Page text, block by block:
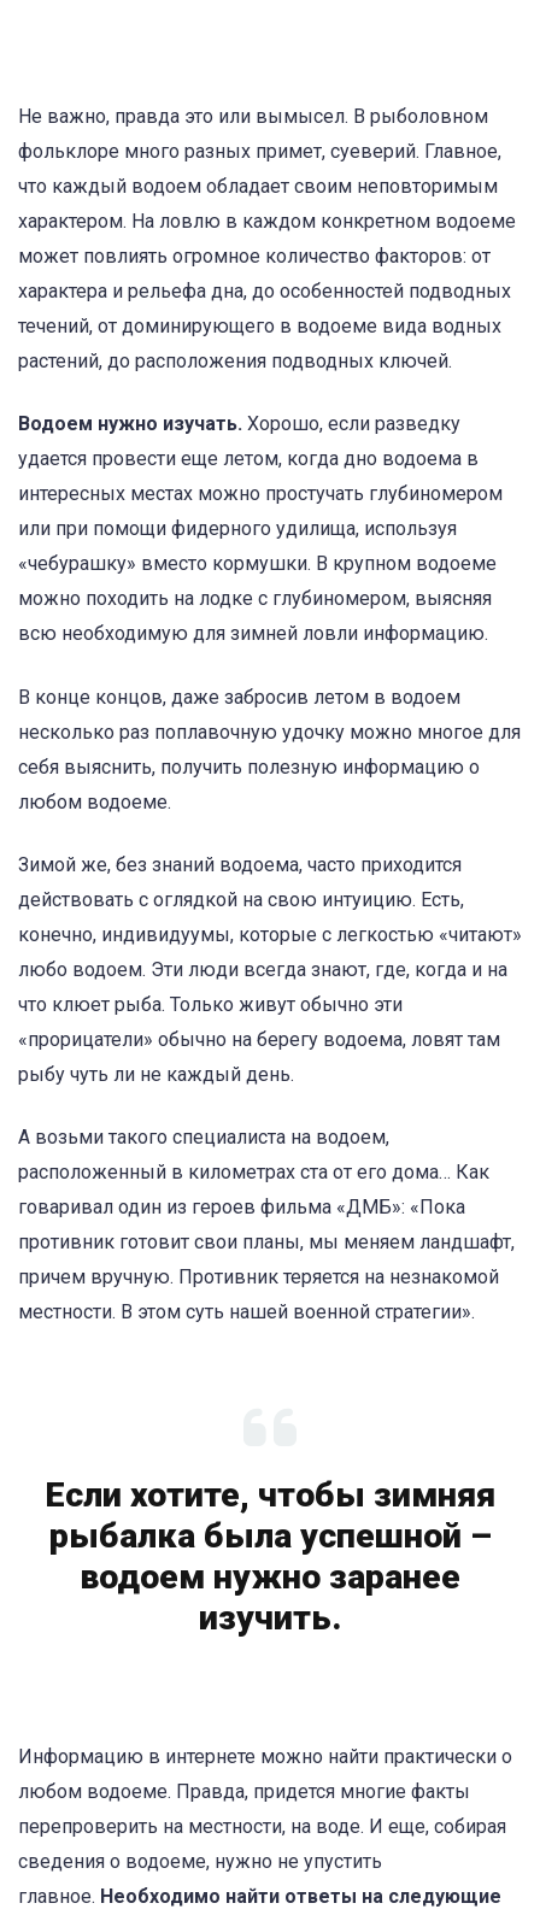
Не важно, правда это или вымысел. В рыболовном
фольклоре много разных примет, суеверий. Главное,
что каждый водоем обладает своим неповторимым
характером. На ловлю в каждом конкретном водоеме
может повлиять огромное количество факторов: от
характера и рельефа дна, до особенностей подводных
течений, от доминирующего в водоеме вида водных
растений, до расположения подводных ключей.
Водоем нужно изучать. Хорошо, если разведку
удается провести еще летом, когда дно водоема в
интересных местах можно простучать глубиномером
или при помощи фидерного удилища, используя
«чебурашку» вместо кормушки. В крупном водоеме
можно походить на лодке с глубиномером, выясняя
всю необходимую для зимней ловли информацию.
В конце концов, даже забросив летом в водоем
несколько раз поплавочную удочку можно многое для
себя выяснить, получить полезную информацию о
любом водоеме.
Зимой же, без знаний водоема, часто приходится
действовать с оглядкой на свою интуицию. Есть,
конечно, индивидуумы, которые с легкостью «читают»
любо водоем. Эти люди всегда знают, где, когда и на
что клюет рыба. Только живут обычно эти
«прорицатели» обычно на берегу водоема, ловят там
рыбу чуть ли не каждый день.
А возьми такого специалиста на водоем,
расположенный в километрах ста от его дома… Как
говаривал один из героев фильма «ДМБ»: «Пока
противник готовит свои планы, мы меняем ландшафт,
причем вручную. Противник теряется на незнакомой
местности. В этом суть нашей военной стратегии».
Если хотите, чтобы зимняя
рыбалка была успешной –
водоем нужно заранее
изучить.
Информацию в интернете можно найти практически о
любом водоеме. Правда, придется многие факты
перепроверить на местности, на воде. И еще, собирая
сведения о водоеме, нужно не упустить
главное. Необходимо найти ответы на следующие